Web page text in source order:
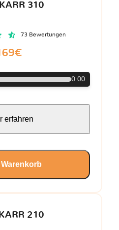
210
310
73 Bewertungen
0:00
erfahren
Warenkorb